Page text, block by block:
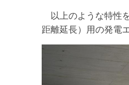
以上のような特性
距離延長）用の発電